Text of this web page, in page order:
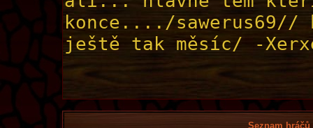
Seznam